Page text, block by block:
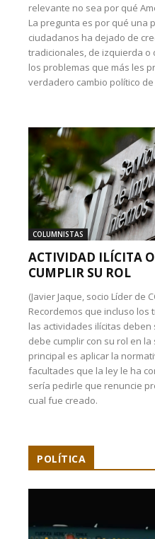
relevante no sea por qué
La pregunta es por qué una
ciudadanos ha dejado de
tradicionales, de izquierda
los problemas que más les
verdadero cambio político
COLUMNISTAS
ACTIVIDAD ILÍCITA
CUMPLIR SU ROL
(Javier Jaque, socio Líder de
Recordemos que incluso
las actividades ilícitas deben
debe cumplir con su rol en
principal es aplicar la
facultades que la ley le ha
sería pedirle que renuncie
cual fue creado.
POLÍTICA